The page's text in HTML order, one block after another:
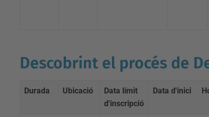
Descobrint el procés de
Durada Ubicació
Data límit
d'inscripció
Data d'inici